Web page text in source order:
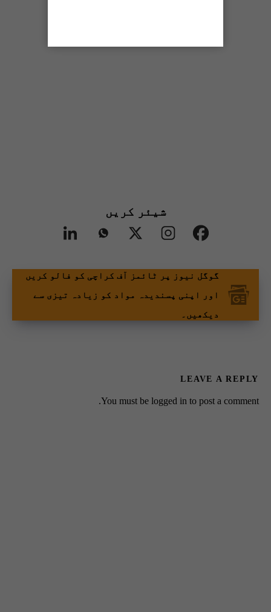
شیئر کریں
گوگل نیوز پر ٹائمز آف کراچی کو فالو کریں
اور اپنی پسندیدہ مواد کو زیادہ تیزی سے
دیکھیں۔
LEAVE A REPLY
You must be logged in to post a comment.